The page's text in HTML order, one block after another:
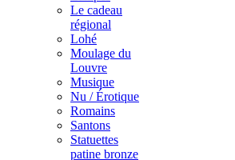
Le cadeau
régional
Lohé
Moulage du
Louvre
Musique
Nu / Érotique
Romains
Santons
Statuettes
patine bronze